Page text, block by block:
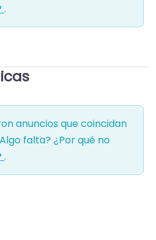
.
anuncios que coincidan
falta? ¿Por qué no
.